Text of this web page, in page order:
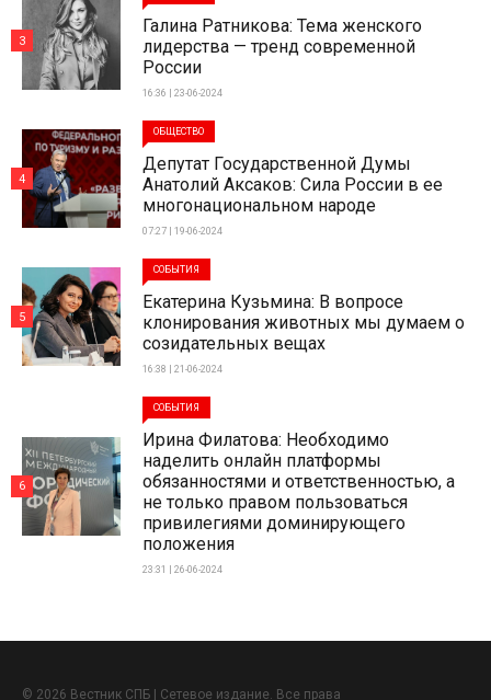
Галина Ратникова: Тема женского
лидерства — тренд современной
России
16:36 | 23-06-2024
3
ОБЩЕСТВО
Депутат Государственной Думы
Анатолий Аксаков: Сила России в ее
многонациональном народе
07:27 | 19-06-2024
4
СОБЫТИЯ
Екатерина Кузьмина: В вопросе
клонирования животных мы думаем о
созидательных вещах
16:38 | 21-06-2024
5
СОБЫТИЯ
Ирина Филатова: Необходимо
наделить онлайн платформы
обязанностями и ответственностью, а
не только правом пользоваться
привилегиями доминирующего
положения
23:31 | 26-06-2024
6
© 2026 Вестник СПБ | Сетевое издание. Все права